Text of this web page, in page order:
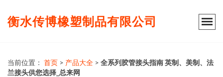
衡水传博橡塑制品有限公司
当前位置： 首页 > 产品大全 > 全系列胶管接头指南 英制、美制、法
兰接头供您选择_总来网